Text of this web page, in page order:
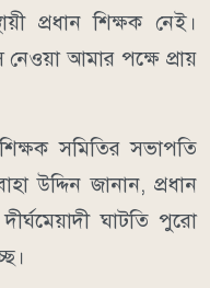
প্রধান শিক্ষক নেই।
নেওয়া আমার পক্ষে প্রায়
সমিতির সভাপতি
উদ্দিন জানান, প্রধান
ঘাটতি পুরো